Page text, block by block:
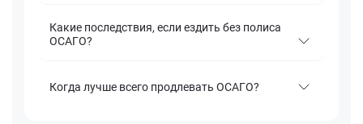
Какие последствия, если ездить без полиса
ОСАГО?
Когда лучше всего продлевать ОСАГО?